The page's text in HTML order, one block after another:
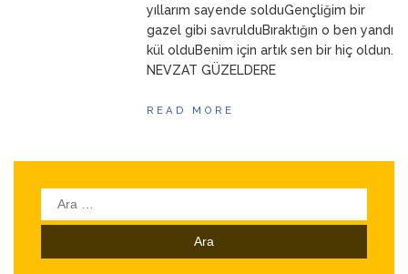
yıllarım sayende solduGençliğim bir
gazel gibi savrulduBıraktığın o ben yandı
kül olduBenim için artık sen bir hiç oldun.
NEVZAT GÜZELDERE
READ MORE
Arama: